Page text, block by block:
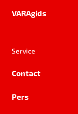
VARAgids
Service
Contact
Pers